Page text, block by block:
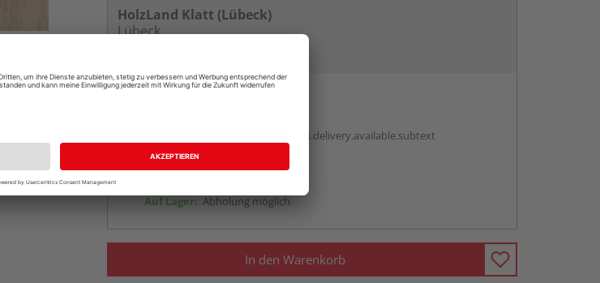
HolzLand Klatt (Lübeck)
Lübeck
vue.ads.priceMerchantBox.option.delivery.available.subtext
Auf Lager: Abholung möglich
In den Warenkorb